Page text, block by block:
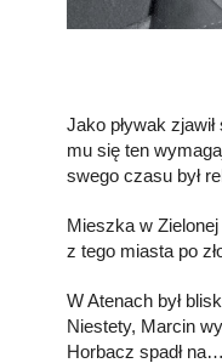
Jako pływak
mu się ten
swego czasu był
Mieszka w
z tego miasta po
W Atenach był
Niestety, Marcin
Horbacz spadł